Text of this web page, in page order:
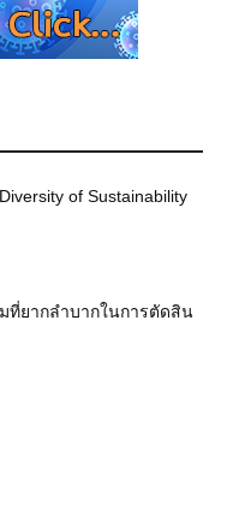
of Sustainability
ที่ยากลำบากในการตัดสิน